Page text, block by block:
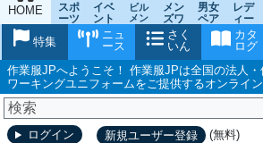
HOME
スポ
ーツ
ウェ
イベ
ント
チー
ム
ビル
メン
ンス
メン
ズワ
ーキ
ング
男女
ペア
レデ
ィー
ス
ワー
キン
グ
カタ
ログ
さく
いん
ニュ
ース
特集
作業服JPへようこそ！ 作業服JPは全国の法人・
ワーキングユニフォームをご提供するオンライン
ログイン 新規ユーザー登録 (無料)